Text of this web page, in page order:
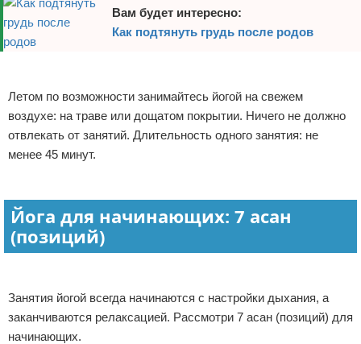
Вам будет интересно:
Как подтянуть грудь после родов
Летом по возможности занимайтесь йогой на свежем
воздухе: на траве или дощатом покрытии. Ничего не должно
отвлекать от занятий. Длительность одного занятия: не
менее 45 минут.
Йога для начинающих: 7 асан
(позиций)
Занятия йогой всегда начинаются с настройки дыхания, а
заканчиваются релаксацией. Рассмотри 7 асан (позиций) для
начинающих.